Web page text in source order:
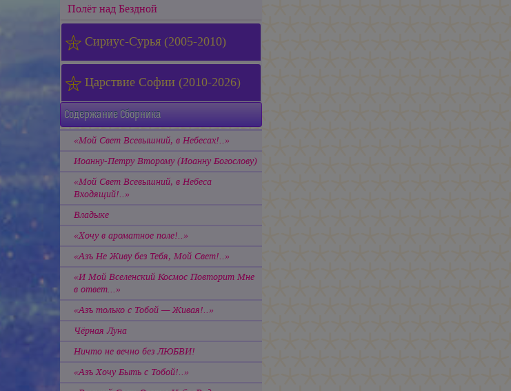
Полёт над Бездной
Сириус-Сурья (2005-2010)
Царствие Софии (2010-2026)
Содержание Сборника
«Мой Свет Всевышний, в Небесах!..»
Иоанну-Петру Второму (Иоанну Богослову)
«Мой Свет Всевышний, в Небеса
Входящий!..»
Владыке
«Хочу в ароматное поле!..»
«Азъ Не Живу без Тебя, Мой Свет!..»
«И Мой Вселенский Космос Повторит Мне
в ответ...»
«Азъ только с Тобой — Живая!..»
Чёрная Луна
Ничто не вечно без ЛЮБВИ!
«Азъ Хочу Быть с Тобой!..»